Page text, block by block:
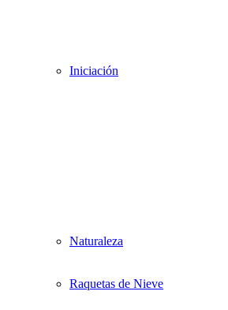
Iniciación
Naturaleza
Raquetas de Nieve